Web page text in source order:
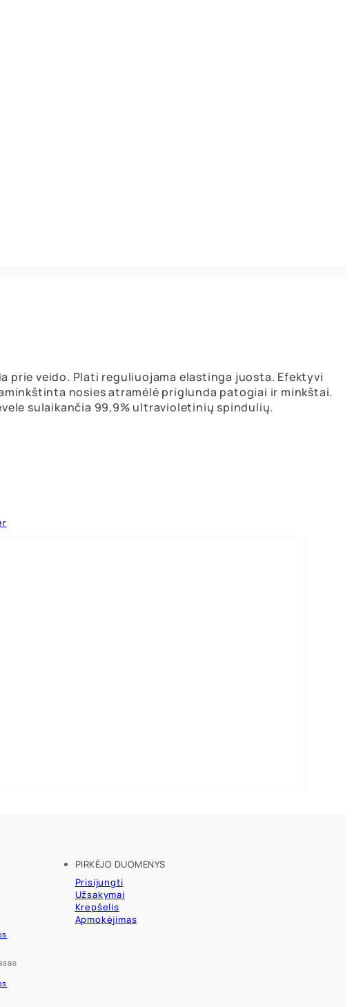
prie veido. Plati reguliuojama elastinga juosta. Efektyvi
nosies atramėlė priglunda patogiai ir minkštai.
sulaikančia 99,9% ultravioletinių spindulių.
PIRKĖJO DUOMENYS
Prisijungti
Užsakymai
Krepšelis
Apmokėjimas